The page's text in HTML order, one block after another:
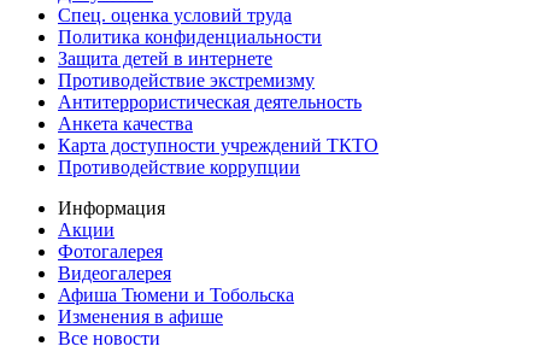
Спец. оценка условий труда
Политика конфиденциальности
Защита детей в интернете
Противодействие экстремизму
Антитеррористическая деятельность
Анкета качества
Карта доступности учреждений ТКТО
Противодействие коррупции
Информация
Акции
Фотогалерея
Видеогалерея
Афиша Тюмени и Тобольска
Изменения в афише
Все новости